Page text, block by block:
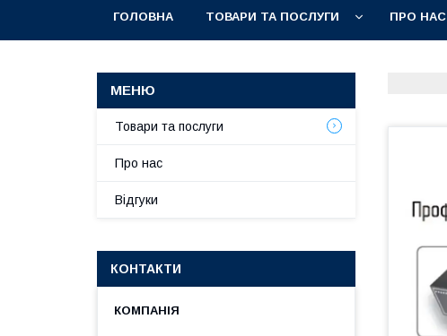
ГОЛОВНА ТОВАРИ ТА ПОСЛУГИ ПРО НАС
Товари та послуги
Про нас
Відгуки
КОНТАКТИ